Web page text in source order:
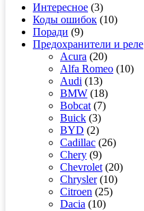
Интересное (3)
Коды ошибок (10)
Поради (9)
Предохранители и реле
Acura (20)
Alfa Romeo (10)
Audi (13)
BMW (18)
Bobcat (7)
Buick (3)
BYD (2)
Cadillac (26)
Chery (9)
Chevrolet (20)
Chrysler(10)
Citroen (25)
Dacia (10)